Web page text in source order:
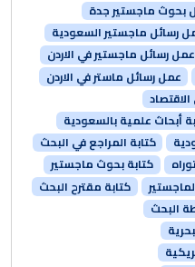
بحوث ماجستير جدة
رسائل ماجستير السعودية
عمل رسائل ماجستير في الاردن
عمل رسائل ماستر في الاردن
أبحاث علمية بالسعودية
كتابة المراجع في البحث
كتابة بحوث ماجستير
كتابة مقترح البحث
البحث